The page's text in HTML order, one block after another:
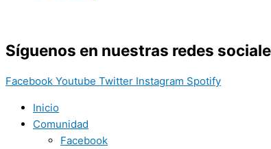
Síguenos en nuestras redes
Facebook Youtube Twitter Instagram Spotify
Inicio
Comunidad
Facebook